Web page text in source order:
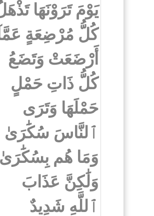
يَوْمَ تَرَوْنَهَا
كُلُّ مُرْضِعَةٍ
أَرْضَعَتْ وَتَضَعُ
كُلُّ ذَاتِ حَمْلٍ
حَمْلَهَا وَتَرَى
ٱلنَّاسَ سُكَٰرَىٰ
وَمَا هُم بِسُكَٰرَىٰ
وَلَٰكِنَّ عَذَابَ
ٱللَّهِ شَدِيدٌ